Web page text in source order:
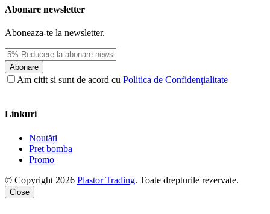
Abonare newsletter
Aboneaza-te la newsletter.
Abonare
Am citit si sunt de acord cu Politica de Confidenţialitate
Linkuri
Noutăți
Pret bomba
Promo
© Copyright 2026 Plastor Trading. Toate drepturile rezervate.
Close